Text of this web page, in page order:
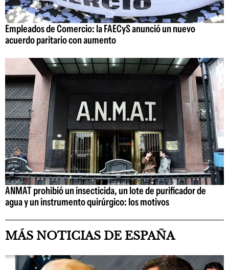
Empleados de Comercio: la FAECyS anunció un nuevo
acuerdo paritario con aumento
ANMAT prohibió un insecticida, un lote de purificador de
agua y un instrumento quirúrgico: los motivos
MÁS NOTICIAS DE ESPAÑA